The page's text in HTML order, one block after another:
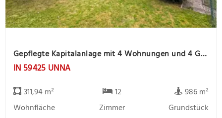
Gepflegte Kapitalanlage mit 4 Wohnungen und 4 Garagen, ruhige Lage
IN 59425 UNNA
311,94 m²
Wohnfläche
12
Zimmer
986 m²
Grundstück